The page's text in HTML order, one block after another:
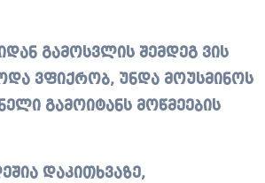
გამოსვლის შემდეგ ვის
ვფიქრობ, უნდა მოუსმინოს
გამოიტანს მოწმეების
დაკითხვაზე,